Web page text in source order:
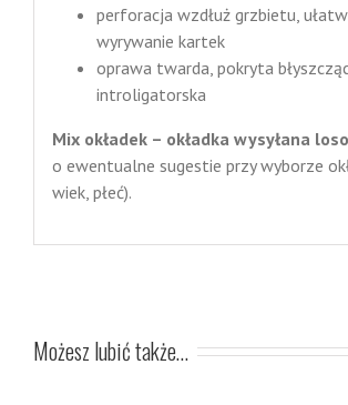
perforacja wzdłuż grzbietu,
wyrywanie kartek
oprawa twarda, pokryta
introligatorska
Mix okładek – okładka wysyłana
o ewentualne sugestie przy wyborze
wiek, płeć).
Możesz lubić także…